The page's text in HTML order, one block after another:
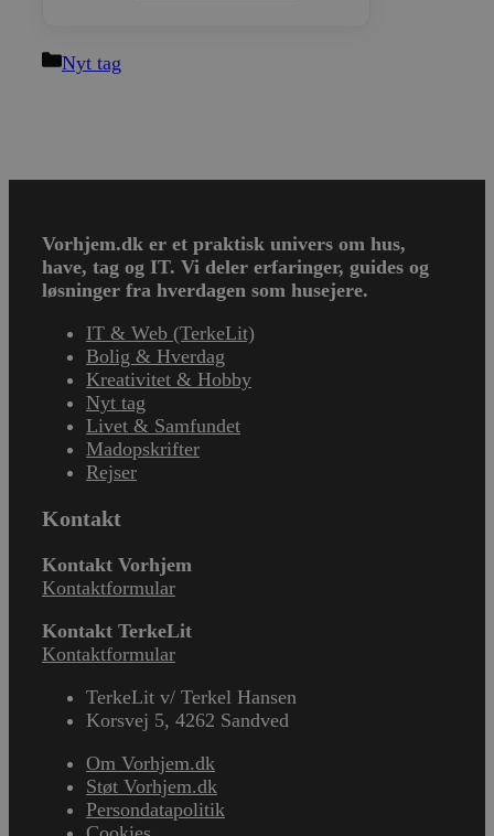
Kategorier
Nyt tag
Vorhjem.dk er et praktisk univers om hus,
have, tag og IT. Vi deler erfaringer, guides og
løsninger fra hverdagen som husejere.
IT & Web (TerkeLit)
Bolig & Hverdag
Kreativitet & Hobby
Nyt tag
Livet & Samfundet
Madopskrifter
Rejser
Kontakt
Kontakt Vorhjem
Kontaktformular
Kontakt TerkeLit
Kontaktformular
TerkeLit v/ Terkel Hansen
Korsvej 5, 4262 Sandved
Om Vorhjem.dk
Støt Vorhjem.dk
Persondatapolitik